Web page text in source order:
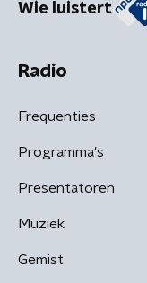
Wie luistert
Radio
Frequenties
Programma's
Presentatoren
Muziek
Gemist